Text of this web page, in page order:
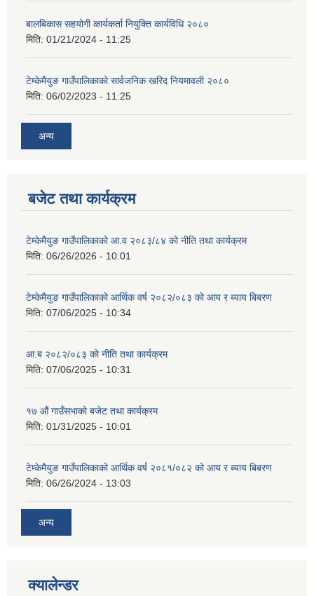
बालबिकास सहयोगी कार्यकर्ता नियुक्ति कार्यविधि २०८०
मिति: 01/21/2024 - 11:25
टेम्केमैयुङ गाउँपालिकाको सार्वजनिक खरिद नियमावली २०८०
मिति: 06/02/2023 - 11:25
अन्य
बजेट तथा कार्यक्रम
टेम्केमैयुङ गाउँपालिकाको आ.व २०८३/८४ को नीति तथा कार्यक्रम
मिति: 06/26/2026 - 10:01
टेम्केमैयुङ गाउँपालिकाको आर्थिक वर्ष २०८२/०८३ को आय र ब्याय बिबरण
मिति: 07/06/2025 - 10:34
आ.ब २०८२/०८३ को नीति तथा कार्यक्रम
मिति: 07/06/2025 - 10:31
१७ औं गाउँसभाको बजेट तथा कार्यक्रम
मिति: 01/31/2025 - 10:01
टेम्केमैयुङ गाउँपालिकाको आर्थिक वर्ष २०८१/०८२ को आय र ब्याय बिबरण
मिति: 06/26/2024 - 13:03
अन्य
क्यालेन्डर